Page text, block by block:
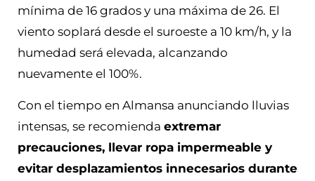
mínima de 16 grados y una máxima de 26. El
viento soplará desde el suroeste a 10 km/h, y la
humedad será elevada, alcanzando
nuevamente el 100%.
Con el tiempo en Almansa anunciando lluvias
intensas, se recomienda extremar
precauciones, llevar ropa impermeable y
evitar desplazamientos innecesarios durante